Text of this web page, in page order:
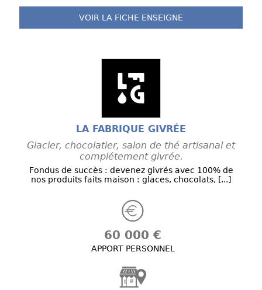
VOIR LA FICHE ENSEIGNE
LA FABRIQUE GIVRÉE
Glacier, chocolatier, salon de thé artisanal et
complétement givrée.
Fondus de succès : devenez givrés avec 100% de
nos produits faits maison : glaces, chocolats, [...]
60 000 €
APPORT PERSONNEL